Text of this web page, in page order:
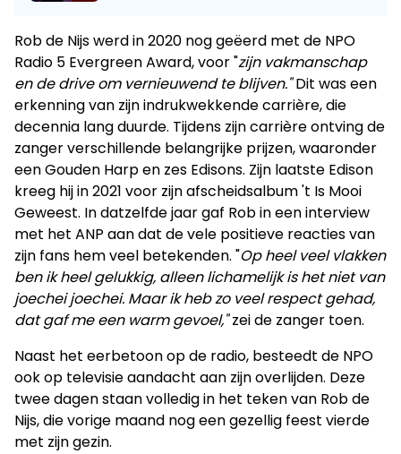
Rob de Nijs werd in 2020 nog geëerd met de NPO
Radio 5 Evergreen Award, voor "zijn vakmanschap
en de drive om vernieuwend te blijven."Dit was een
erkenning van zijn indrukwekkende carrière, die
decennia lang duurde. Tijdens zijn carrière ontving de
zanger verschillende belangrijke prijzen, waaronder
een Gouden Harp en zes Edisons. Zijn laatste Edison
kreeg hij in 2021 voor zijn afscheidsalbum 't Is Mooi
Geweest. In datzelfde jaar gaf Rob in een interview
met het ANP aan dat de vele positieve reacties van
zijn fans hem veel betekenden. "Op heel veel vlakken
ben ik heel gelukkig, alleen lichamelijk is het niet van
joechei joechei. Maar ik heb zo veel respect gehad,
dat gaf me een warm gevoel,"zei de zanger toen.
Naast het eerbetoon op de radio, besteedt de NPO
ook op televisie aandacht aan zijn overlijden. Deze
twee dagen staan volledig in het teken van Rob de
Nijs, die vorige maand nog een gezellig feest vierde
met zijn gezin.